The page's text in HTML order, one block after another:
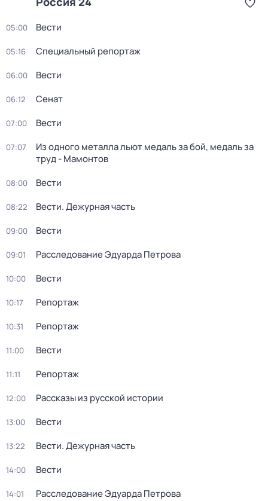
05:00 Вести
05:16 Специальный репортаж
06:00 Вести
06:12 Сенат
07:00 Вести
07:07
Из одного металла льют медаль за бой, медаль за
труд - Мамонтов
08:00 Вести
08:22 Вести. Дежурная часть
09:00 Вести
09:01 Расследование Эдуарда Петрова
10:00 Вести
10:17 Репортаж
10:31 Репортаж
11:00 Вести
11:11 Репортаж
12:00 Рассказы из русской истории
13:00 Вести
13:22 Вести. Дежурная часть
14:00 Вести
14:01 Расследование Эдуарда Петрова